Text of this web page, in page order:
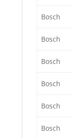
Bosch
Bosch
Bosch
Bosch
Bosch
Bosch